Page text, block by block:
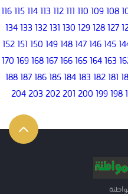
108
109
110
111
112
113
114
115
116
127
128
129
130
131
132
133
134
145
146
147
148
149
150
151
152
163
164
165
166
167
168
169
170
181
182
183
184
185
186
187
188
198
199
200
201
202
203
204